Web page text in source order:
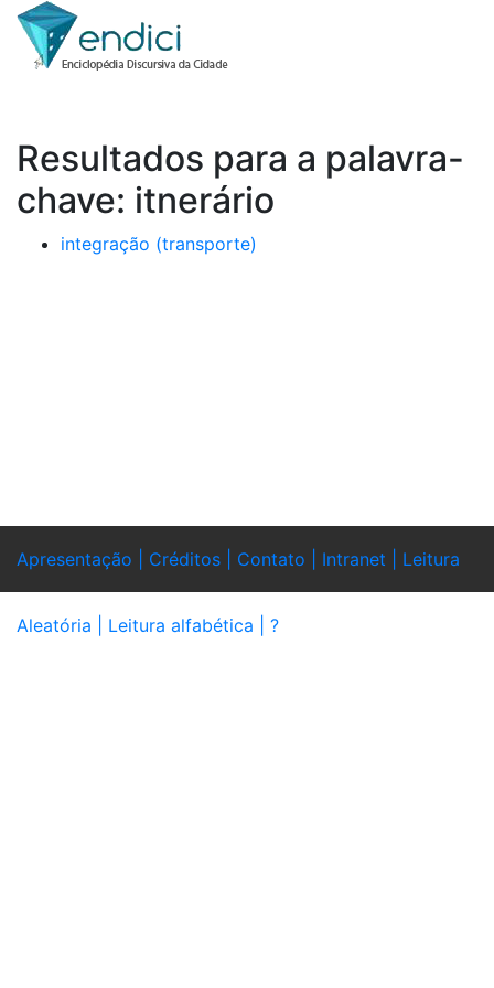
Resultados para a palavra-
chave: itnerário
integração (transporte)
Apresentação | Créditos | Contato | Intranet | Leitura
Aleatória | Leitura alfabética | ?